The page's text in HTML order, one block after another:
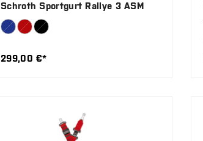
Schroth Sportgurt Rallye 3 ASM
299,00 €*